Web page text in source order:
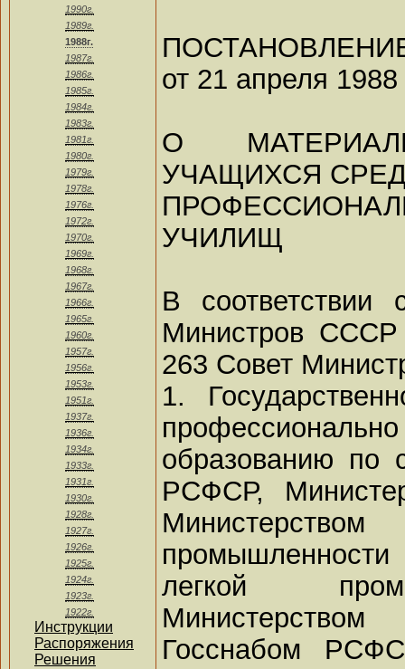
1990г.
1989г.
1988г.
1987г.
1986г.
1985г.
1984г.
1983г.
1981г.
1980г.
1979г.
1978г.
1976г.
1972г.
1970г.
1969г.
1968г.
1967г.
1966г.
1965г.
1960г.
1957г.
1956г.
1953г.
1951г.
1937г.
1936г.
1934г.
1933г.
1931г.
1930г.
1928г.
1927г.
1926г.
1925г.
1924г.
1923г.
1922г.
Инструкции
Распоряжения
Решения
от 21 апреля 1988
О
УЧАЩИХСЯ
УЧИЛИЩ
В соответствии
Министров
263 Совет
1.
образованию по
РСФСР,
легкой
Госснабом